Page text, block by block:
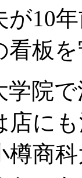
が10
看板
学院
店に
樽商